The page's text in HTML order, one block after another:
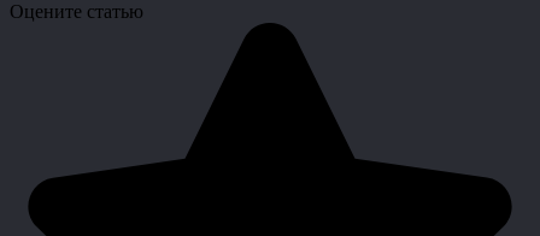
Оцените статью